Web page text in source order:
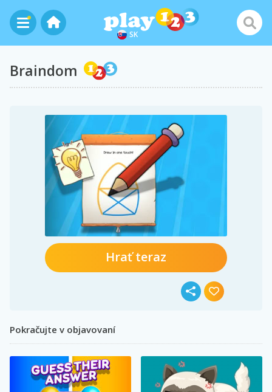
SK
Braindom
Hrať teraz
Pokračujte v objavovaní